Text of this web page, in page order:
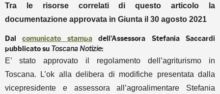
Tra le risorse correlati di questo articolo la
documentazione approvata in Giunta il 30 agosto 2021
Dalcomunicato stampadell'Assessora Stefania Saccardi
pubblicato su Toscana Notizie:
E’ stato approvato il regolamento dell’agriturismo in
Toscana. L’ok alla delibera di modifiche presentata dalla
vicepresidente e assessora all’agroalimentare Stefania